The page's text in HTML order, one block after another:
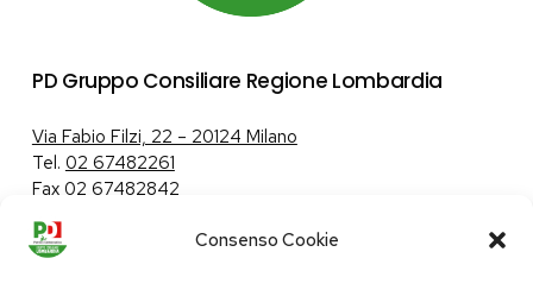
Consenso Cookie
PD Gruppo Consiliare Regione Lombardia
Via Fabio Filzi, 22 – 20124 Milano
Tel. 02 67482261
Fax 02 67482842
Tutela dei dati personali|Politica sui cookie